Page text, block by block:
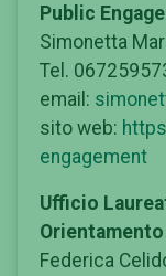
Public
Simonetta
Tel.
email:
sito web:
engagement
Ufficio
Orientamento
Federica